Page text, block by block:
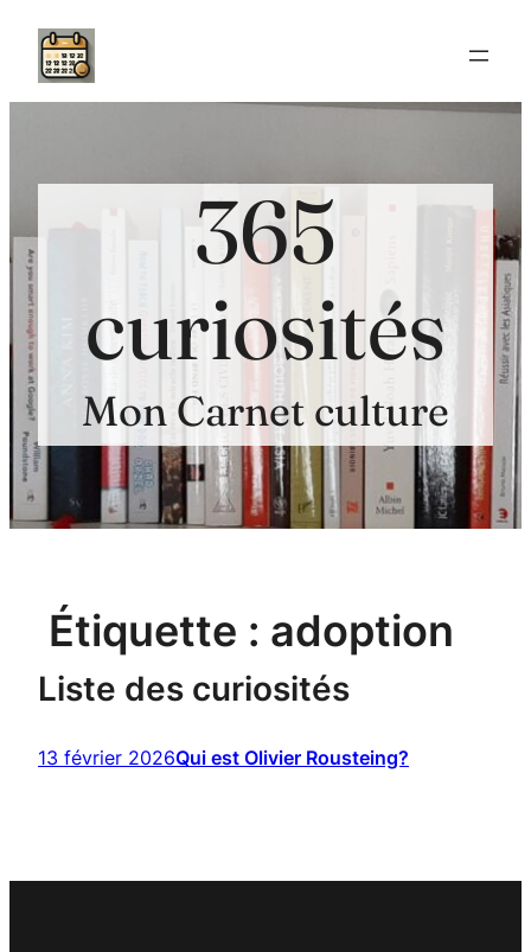
Aller
contenu
365
curiosités
Mon Carnet culture
Étiquette : adoption
Liste des curiosités
13 février 2026Qui est Olivier Rousteing?